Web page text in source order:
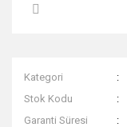
Kategori
Stok Kodu
Garanti Süresi